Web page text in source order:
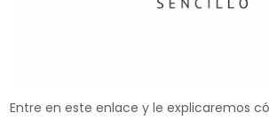
Entre en este enlace y le explicaremos